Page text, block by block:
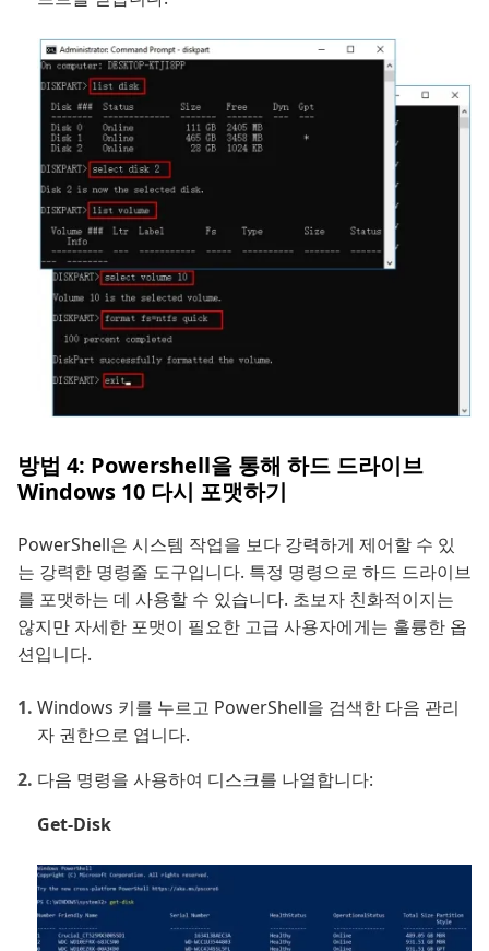
방법 4: Powershell을 통해 하드 드라이브
Windows 10 다시 포맷하기
PowerShell은 시스템 작업을 보다 강력하게 제어할 수 있
는 강력한 명령줄 도구입니다. 특정 명령으로 하드 드라이브
를 포맷하는 데 사용할 수 있습니다. 초보자 친화적이지는
않지만 자세한 포맷이 필요한 고급 사용자에게는 훌륭한 옵
션입니다.
Windows 키를 누르고 PowerShell을 검색한 다음 관리
자 권한으로 엽니다.
다음 명령을 사용하여 디스크를 나열합니다:
Get-Disk